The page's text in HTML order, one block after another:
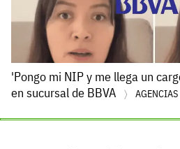
'Pongo mi NIP y me llega un
en sucursal de BBVA
AGENCIAS